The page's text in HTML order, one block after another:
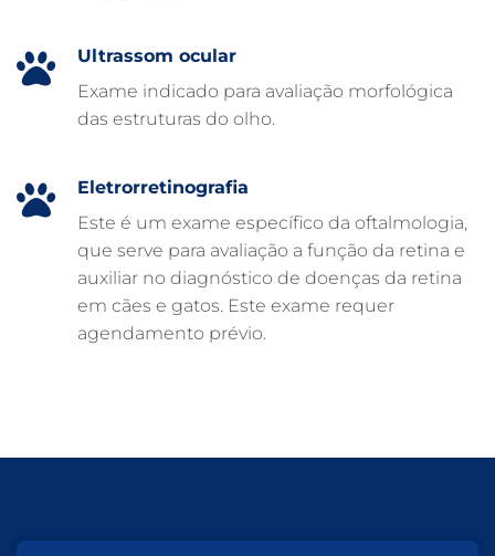
CLÍNICA VETERINÁRIA ARCA
CLÍNICA VETERINÁRIA 24 HORAS
ATENDIMENTO VETERINÁRIO
Ultrassom ocular
Exame indicado para avaliação morfológica
das estruturas do olho.
Eletrorretinografia
Este é um exame específico da oftalmologia,
que serve para avaliação a função da retina e
auxiliar no diagnóstico de doenças da retina
em cães e gatos. Este exame requer
agendamento prévio.